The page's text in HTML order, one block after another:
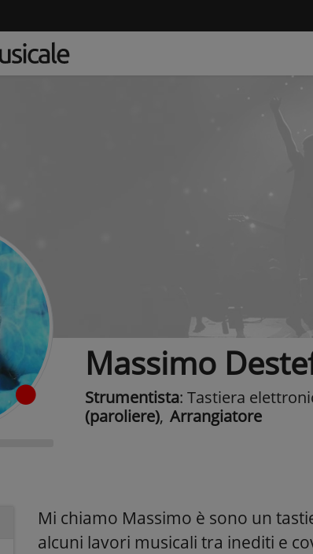
Massimo
Strumentista: Tastiera
(paroliere), Arrangiatore
Mi chiamo Massimo è sono un
alcuni lavori musicali tra inediti e